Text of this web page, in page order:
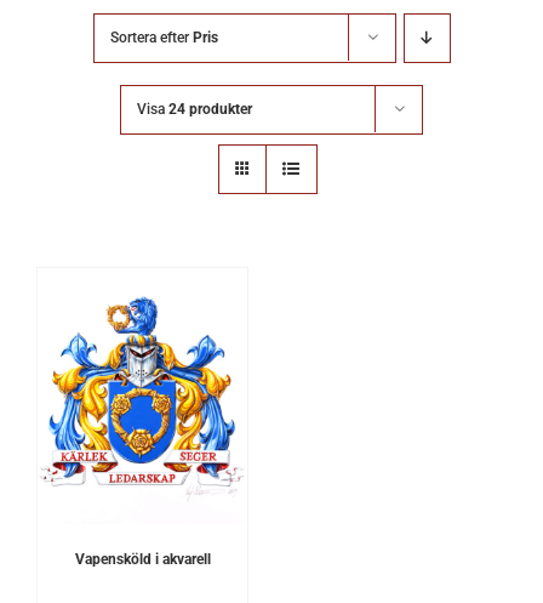
Sortera efter Pris
Visa 24 produkter
Vapensköld i akvarell